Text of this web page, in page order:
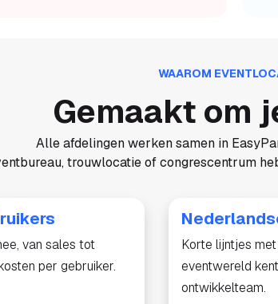
WAAROM
Gemaakt om
Alle afdelingen werken samen in
trouwlocatie of congrescentrum
van sales tot
per gebruiker.
Korte lijntjes
eventwereld
ontwikkelteam.